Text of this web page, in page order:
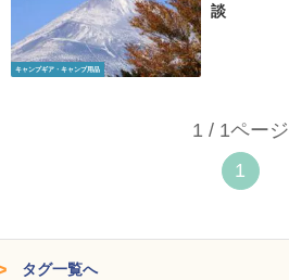
キャンプギア・キャンプ用品
談
1 / 1ページ
1
タグ一覧へ